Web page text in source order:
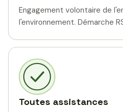
Engagement volontaire de
l'environnement. Démarche
Toutes assistances